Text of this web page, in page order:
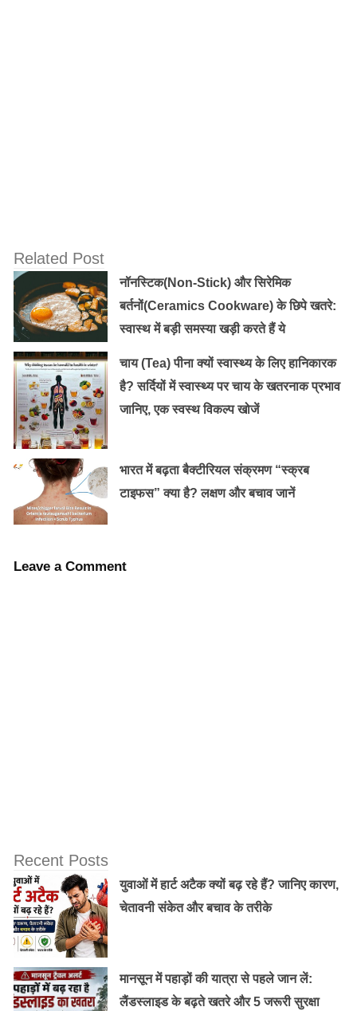
जिन्हें आप जानते हैं और भरोसा करते हैं।
होली खेलने के बाद रंगों को हल्के साबुन से अच्छी तरह धो लें । अपनी
त्वचा को हाइड्रेटेड रखने और सूखापन और खुजली को रोकने के लिए
एक मॉइस्चराइजर का प्रयोग करें।
Photos : © canva.com
Related Post
नॉनस्टिक(Non-Stick) और सिरेमिक
बर्तनों(Ceramics Cookware) के छिपे खतरे:
स्वास्थ में बड़ी समस्या खड़ी करते हैं ये
चाय (Tea) पीना क्यों स्वास्थ्य के लिए हानिकारक
है? सर्दियों में स्वास्थ्य पर चाय के खतरनाक प्रभाव
जानिए, एक स्वस्थ विकल्प खोजें
भारत में बढ़ता बैक्टीरियल संक्रमण “स्क्रब
टाइफस” क्या है? लक्षण और बचाव जानें
Leave a Comment
Recent Posts
युवाओं में हार्ट अटैक क्यों बढ़ रहे हैं? जानिए कारण,
चेतावनी संकेत और बचाव के तरीके
मानसून में पहाड़ों की यात्रा से पहले जान लें:
लैंडस्लाइड के बढ़ते खतरे और 5 जरूरी सुरक्षा